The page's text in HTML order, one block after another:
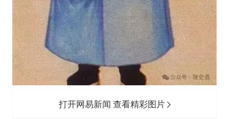
打开网易新闻 查看精彩图片